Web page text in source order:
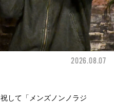
2026.08.07
して「メンズノンノラジ